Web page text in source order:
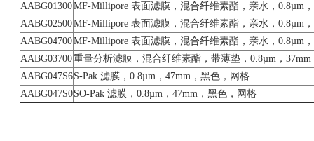
AABG01300MF-Millipore 表面滤膜，混合纤维素酯，亲水，0.8µm
AABG02500MF-Millipore 表面滤膜，混合纤维素酯，亲水，0.8µm
AABG04700MF-Millipore 表面滤膜，混合纤维素酯，亲水，0.8µm
AABG03700重量分析滤膜，混合纤维素酯，带薄垫，0.8µm，
AABG047S6S-Pak 滤膜，0.8µm，47mm，黑色，网格
AABG047S0SO-Pak 滤膜，0.8µm，47mm，黑色，网格